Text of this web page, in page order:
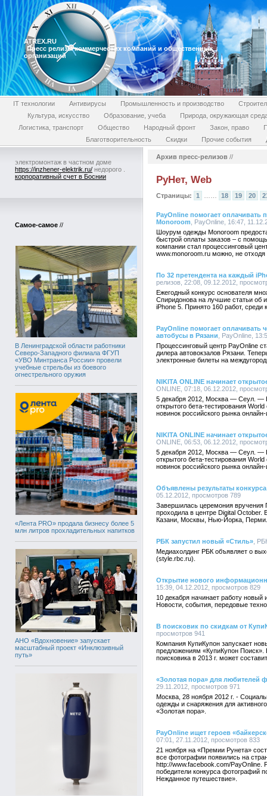
ATREX.RU
Пресс релизы коммерческих компаний и общественных
организаций
IT технологии Антивирусы Промышленность и производство
Культура, искусство
Образование, учеба
Природа, окружающая
Логистика, транспорт
Общество Народный фронт Закон, право
Благотворительность
Скидки Прочие события
электромонтаж в частном доме
https://inzhener-elektrik.ru/ недорого .
корпоративный счет в Боснии
Самое-самое //
В Ленинградской области работники
Северо-Западного филиала ФГУП
«УВО Минтранса России» провели
учебные стрельбы из боевого
огнестрельного оружия
«Лента PRO» продала бизнесу более 5
млн литров прохладительных напитков
АНО «Вдохновение» запускает
масштабный проект «Инклюзивный
путь»
Архив пресс-релизов //
РуНет, Web
Страницы: 1 18 19 20
PayOnline помогает оплачивать
Monoroom , PayOnline, 16:47,
Шоурум одежды Monoroom
быстрой оплаты заказов – с
компании стал процессинговый
www.monoroom.ru можно, не
По 32 претендента на каждый
релизов, 22:08, 09.12.2012,
Ежегодный конкурс основателя
Спиридонова на лучшие статьи об
iPhone 5. Принято 160 работ, среди
PayOnline помогает оплачивать
автобусы в Рязани , PayOnline,
Процессинговый центр PayOnline
дилера автовокзалов Рязани.
электронные билеты на
NIKITA ONLINE начинает
ONLINE, 07:18, 06.12.2012,
5 декабря 2012, Москва — Сеул. —
открытого бета-тестирования
новинок российского рынка онлайн-
NIKITA ONLINE начинает
ONLINE, 06:53, 06.12.2012,
5 декабря 2012, Москва — Сеул. —
открытого бета-тестирования
новинок российского рынка онлайн-
Объявлены результаты конкурса
05.12.2012, просмотров 789
Завершилась церемония вручения
проходила в центре Digital October.
Казани, Москвы, Нью-Йорка, Перми.
РБК запустил новый «Стиль» ,
Медиахолдинг РБК объявляет о
(style.rbc.ru).
Открытие нового
15:39, 04.12.2012, просмотров 829
10 декабря начинает работу
Новости, события, передовые
В поисковик по скидкам от
просмотров 941
Компания КупиКупон запускает
предложениям «КупиКупон
поисковика в 2013 г. может
«Золотая пора» для любителей
29.11.2012, просмотров 971
Москва, 28 ноября 2012 г. -
одежды и снаряжения для
«Золотая пора».
PayOnline ищет героев
07:01, 27.11.2012, просмотров 833
21 ноября на «Премии Рунета»
все фотографии появились на
http://www.facebook.com/PayOnline.
победители конкурса фотографий
Нежданное путешествие».